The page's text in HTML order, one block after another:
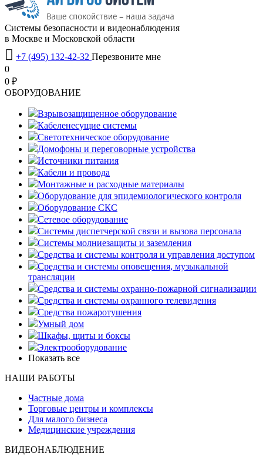
Системы безопасности и видеонаблюдения
в Москве и Московской области
 +7 (495) 132-42-32 Перезвоните мне
0
0 ₽
OБОРУДОВАНИЕ
Взрывозащищенное оборудование
Кабеленесущие системы
Светотехническое оборудование
Домофоны и переговорные устройства
Источники питания
Кабели и провода
Монтажные и расходные материалы
Оборудование для эпидемиологического контроля
Оборудование СКС
Сетевое оборудование
Системы диспетчерской связи и вызова персонала
Системы молниезащиты и заземления
Средства и системы контроля и управления доступом
Средства и системы оповещения, музыкальной
трансляции
Средства и системы охранно-пожарной сигнализации
Средства и системы охранного телевидения
Средства пожаротушения
Умный дом
Шкафы, щиты и боксы
Электрооборудование
Показать все
НАШИ РАБОТЫ
Частные дома
Торговые центры и комплексы
Для малого бизнеса
Медицинские учреждения
ВИДЕОНАБЛЮДЕНИЕ